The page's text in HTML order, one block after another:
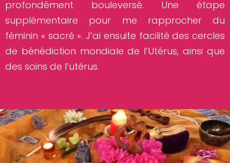
profondément bouleversé. Une étape
supplémentaire pour me rapprocher du
féminin « sacré ». J’ai ensuite facilité des cercles
de bénédiction mondiale de l’Utérus, ainsi que
des soins de l’utérus.